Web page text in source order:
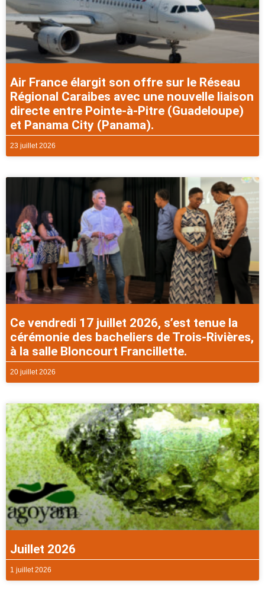
Air France élargit son offre sur le Réseau
Régional Caraibes avec une nouvelle liaison
directe entre Pointe-à-Pitre (Guadeloupe)
et Panama City (Panama).
23 juillet 2026
Ce vendredi 17 juillet 2026, s’est tenue la
cérémonie des bacheliers de Trois-Rivières,
à la salle Bloncourt Francillette.
20 juillet 2026
Juillet 2026
1 juillet 2026